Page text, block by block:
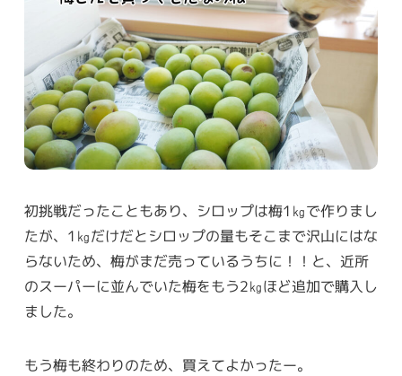
初挑戦だったこともあり、シロップは梅1㎏で作りまし
たが、1㎏だけだとシロップの量もそこまで沢山にはな
らないため、梅がまだ売っているうちに！！と、近所
のスーパーに並んでいた梅をもう2㎏ほど追加で購入し
ました。
もう梅も終わりのため、買えてよかったー。